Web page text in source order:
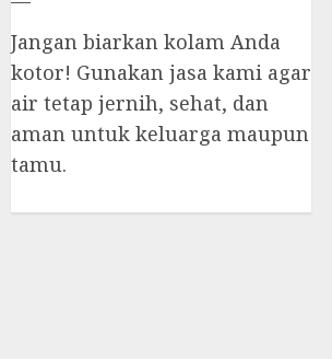
Jangan biarkan kolam Anda
kotor! Gunakan jasa kami agar
air tetap jernih, sehat, dan
aman untuk keluarga maupun
tamu.